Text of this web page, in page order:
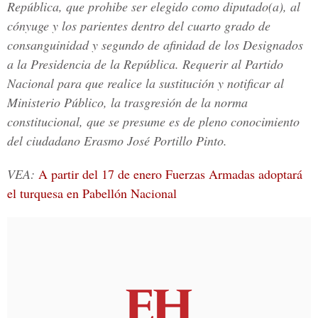
República, que prohibe ser elegido como diputado(a), al
cónyuge y los parientes dentro del cuarto grado de
consanguinidad y segundo de afinidad de los Designados
a la Presidencia de la República. Requerir al Partido
Nacional para que realice la sustitución y notificar al
Ministerio Público, la trasgresión de la norma
constitucional, que se presume es de pleno conocimiento
del ciudadano Erasmo José Portillo Pinto.
VEA: A partir del 17 de enero Fuerzas Armadas adoptará
el turquesa en Pabellón Nacional